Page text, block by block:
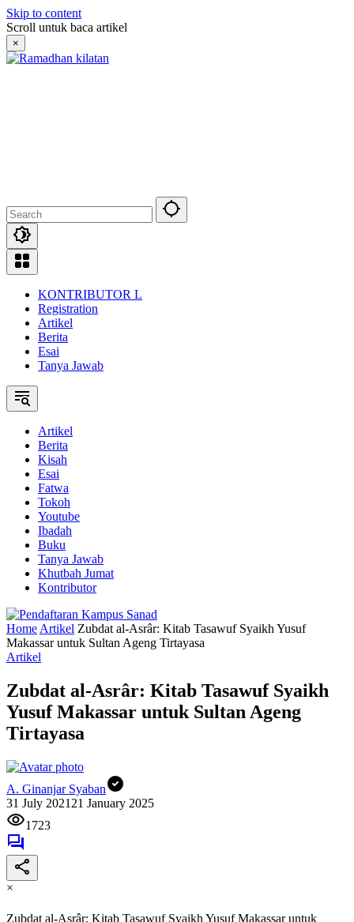
Skip to content
Scroll untuk baca artikel
×
KONTRIBUTOR L
Registration
Artikel
Berita
Esai
Tanya Jawab
Artikel
Berita
Kisah
Esai
Fatwa
Tokoh
Youtube
Ibadah
Buku
Tanya Jawab
Khutbah Jumat
Kontributor
Home Artikel Zubdat al-Asrâr: Kitab Tasawuf Syaikh Yusuf
Makassar untuk Sultan Ageng Tirtayasa
Artikel
Zubdat al-Asrâr: Kitab Tasawuf Syaikh
Yusuf Makassar untuk Sultan Ageng
Tirtayasa
A. Ginanjar Syaban
31 July 2021 21 January 2025
1723
×
Zubdat al-Asrâr: Kitab Tasawuf Syaikh Yusuf Makassar untuk